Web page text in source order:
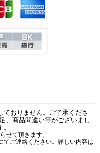
ておりません。ご了承くださ
、商品間違い等がございまし
せて頂きます。
ご連絡ください。詳しい内容は